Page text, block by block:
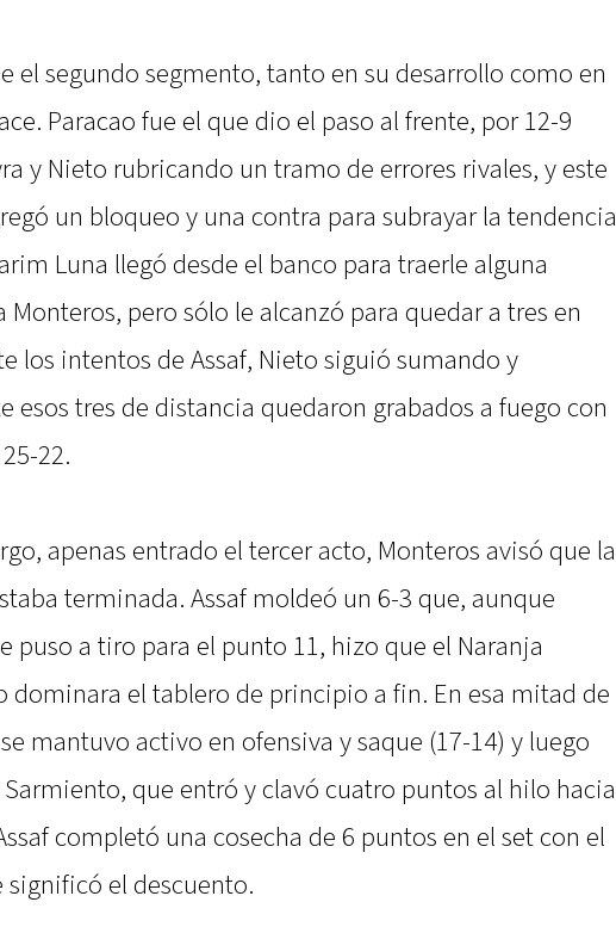
el segundo segmento, tanto en su desarrollo como en
Paracao fue el que dio el paso al frente, por 12-9
y Nieto rubricando un tramo de errores rivales, y este
un bloqueo y una contra para subrayar la tendencia
Luna llegó desde el banco para traerle alguna
Monteros, pero sólo le alcanzó para quedar a tres en
los intentos de Assaf, Nieto siguió sumando y
esos tres de distancia quedaron grabados a fuego con
22.
apenas entrado el tercer acto, Monteros avisó que la
terminada. Assaf moldeó un 6-3 que, aunque
puso a tiro para el punto 11, hizo que el Naranja
dominara el tablero de principio a fin. En esa mitad de
mantuvo activo en ofensiva y saque (17-14) y luego
que entró y clavó cuatro puntos al hilo hacia
completó una cosecha de 6 puntos en el set con el
significó el descuento.